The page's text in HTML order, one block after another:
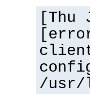
[Thu
/usr/